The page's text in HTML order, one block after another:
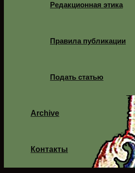
Редакционная этика
Правила публикации
Подать статью
Archive
Контакты